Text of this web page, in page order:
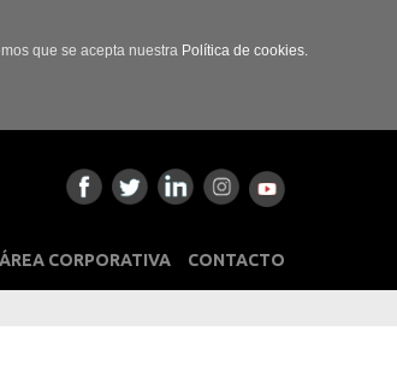
que se acepta nuestra Política de cookies.
ÁREA CORPORATIVA CONTACTO